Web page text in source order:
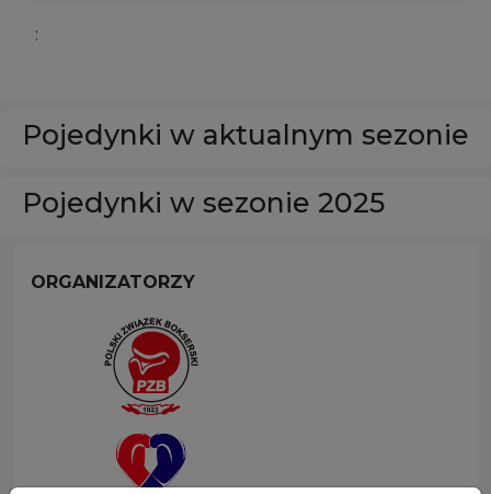
:
Pojedynki w aktualnym sezonie
Pojedynki w sezonie 2025
ORGANIZATORZY